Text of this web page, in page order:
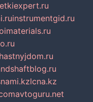
instrumentgid.ru
lcna.kz
avtoguru.net